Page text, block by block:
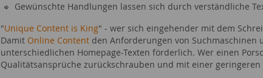
Gewünschte Handlungen lassen sich durch verständliche
"Unique Content is King" - wer sich eingehender mit dem
Damit Online Content den Anforderungen von
unterschiedlichen Homepage-Texten förderlich. Wer einen
Qualitätsansprüche zurückschrauben und mit einer